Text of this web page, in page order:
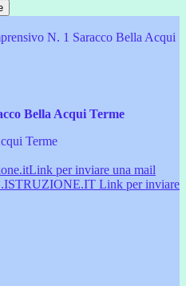
N. 1 Saracco Bella Acqui
Bella Acqui Terme
Terme
Link per inviare una mail
Link per inviare